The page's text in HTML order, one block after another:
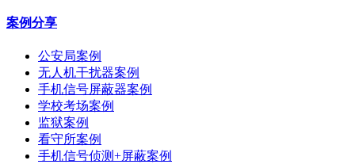
案例分享
公安局案例
无人机干扰器案例
手机信号屏蔽器案例
学校考场案例
监狱案例
看守所案例
手机信号侦测+屏蔽案例